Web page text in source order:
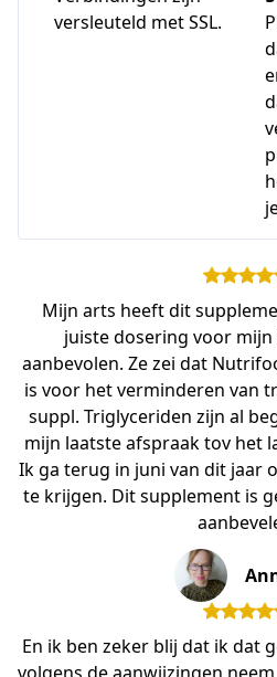
versleuteld met SSL.
Mijn arts heeft dit
juiste dosering voor
aanbevolen. Ze zei dat
is voor het verminderen van
suppl. Triglyceriden zijn al
mijn laatste afspraak tov het
Ik ga terug in juni van dit jaar
te krijgen. Dit supplement is
En ik ben zeker blij dat ik dat